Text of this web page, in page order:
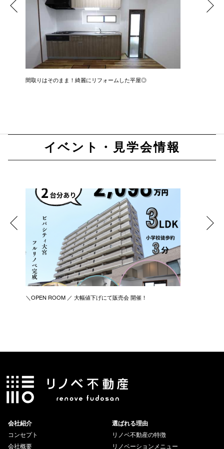
間取りはそのまま！綺麗にリフォームした平屋◎
イベント・見学会情報
＼OPEN ROOM ／ 大幅値下げにて販売会 開催！
会社紹介
コンセプト
会社概要
選ばれる理由
リノベ不動産の特徴
リノベーションメニュー